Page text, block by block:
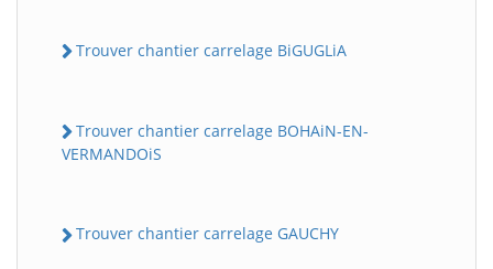
Trouver chantier carrelage BiGUGLiA
Trouver chantier carrelage BOHAiN-EN-
VERMANDOiS
Trouver chantier carrelage GAUCHY